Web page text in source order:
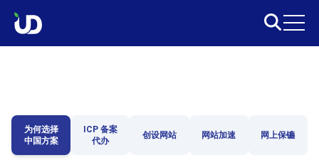
为何选择
中国方案
ICP 备案
代办
创设网站 网站加速 网上保镳